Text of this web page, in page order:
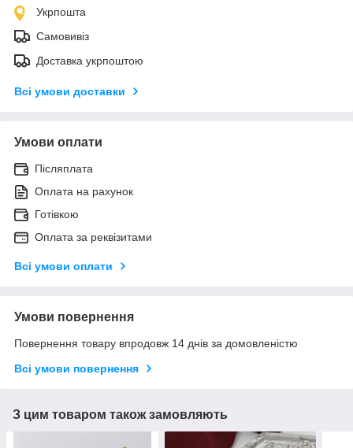
Укрпошта
Самовивіз
Доставка укрпоштою
Всі умови доставки
Умови оплати
Післяплата
Оплата на рахунок
Готівкою
Оплата за реквізитами
Всі умови оплати
Умови повернення
Повернення товару впродовж 14 днів за домовленістю
Всі умови повернення
З цим товаром також замовляють